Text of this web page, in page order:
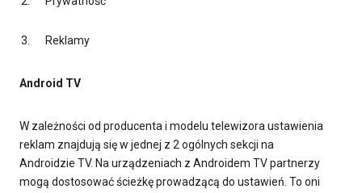
Reklamy
Android TV
W zależności od producenta i modelu telewizora ustawienia
reklam znajdują się w jednej z 2 ogólnych sekcji na
Androidzie TV. Na urządzeniach z Androidem TV partnerzy
mogą dostosować ścieżkę prowadzącą do ustawień. To oni